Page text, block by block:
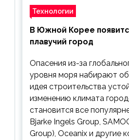
Технологии
В Южной Корее
плавучий город
Опасения из-за
уровня моря набирают
идея строительства
изменению климата
становится все
Bjarke Ingels Group,
Group), Oceanix и другие